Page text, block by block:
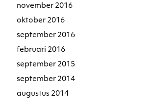
november 2016
oktober 2016
september 2016
februari 2016
september 2015
september 2014
augustus 2014